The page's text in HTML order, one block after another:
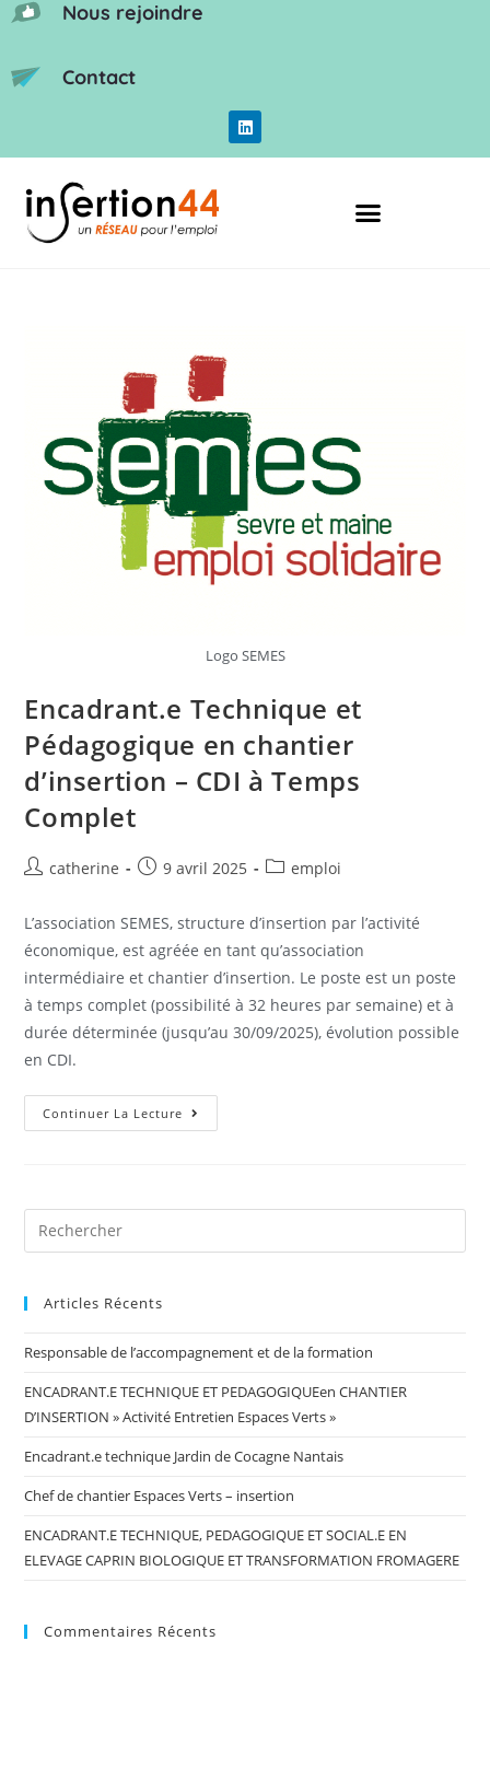
Nous rejoindre
Contact
Logo SEMES
Encadrant.e Technique et
Pédagogique en chantier
d’insertion – CDI à Temps
Complet
catherine 9 avril 2025 emploi
L’association SEMES, structure d’insertion par l’activité
économique, est agréée en tant qu’association
intermédiaire et chantier d’insertion. Le poste est un poste
à temps complet (possibilité à 32 heures par semaine) et à
durée déterminée (jusqu’au 30/09/2025), évolution possible
en CDI.
Continuer La Lecture
Articles Récents
Responsable de l’accompagnement et de la formation
ENCADRANT.E TECHNIQUE ET PEDAGOGIQUEen CHANTIER
D’INSERTION » Activité Entretien Espaces Verts »
Encadrant.e technique Jardin de Cocagne Nantais
Chef de chantier Espaces Verts – insertion
ENCADRANT.E TECHNIQUE, PEDAGOGIQUE ET SOCIAL.E EN
ELEVAGE CAPRIN BIOLOGIQUE ET TRANSFORMATION FROMAGERE
Commentaires Récents